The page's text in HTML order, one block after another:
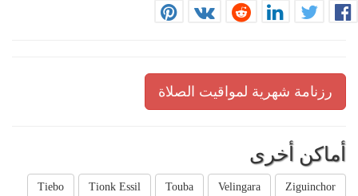
رزنامة شهرية لمواقيت الصلاة
أماكن أخرى
Ziguinchor
Velingara
Touba
Tionk Essil
Tiebo